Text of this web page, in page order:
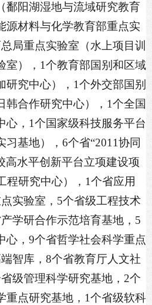
鄱阳湖湿地与流域研究教育
源材料与化学教育部重点实
局重点实验室（水上项目训
室），1个教育部国别和区域
研究中心），1个外交部国别
韩合作研究中心），1个全国
心，1个国家级科技服务平台
习基地），6个省“2011协同
高水平创新平台立项建设项
程研究中心），1个省应用
实验室，5个省级工程技术
学研合作示范培育基地，5
心，9个省哲学社会科学重点
智库，8个省教育厅人文社
级管理科学研究基地，2个
重点研究基地，1个省级软科